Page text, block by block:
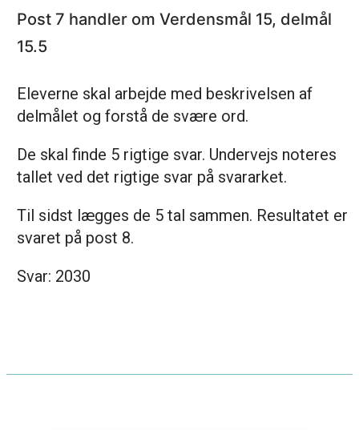
Post 7 handler om Verdensmål 15, delmål
15.5
Eleverne skal arbejde med beskrivelsen af
delmålet og forstå de svære ord.
De skal finde 5 rigtige svar. Undervejs noteres
tallet ved det rigtige svar på svararket.
Til sidst lægges de 5 tal sammen. Resultatet er
svaret på post 8.
Svar: 2030